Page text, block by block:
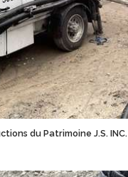
Sauvegarder
du Patrimoine J.S. INC.